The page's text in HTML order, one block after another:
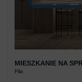
MIESZKANIE NA
Piła